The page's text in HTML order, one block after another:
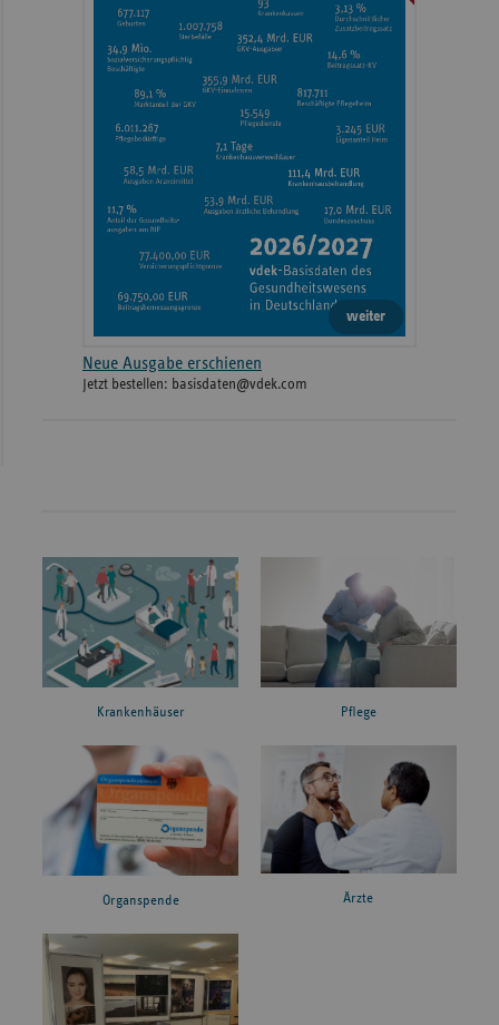
weiter
Neue Ausgabe erschienen
Jetzt bestellen: basisdaten@vdek.com
Krankenhäuser Pflege
Organspende Ärzte